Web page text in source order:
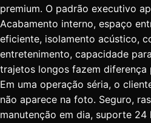
premium. O padrão executivo
Acabamento interno, espaço
eficiente, isolamento acústico,
entretenimento, capacidade
trajetos longos fazem diferença
Em uma operação séria, o
não aparece na foto. Seguro,
manutenção em dia, suporte